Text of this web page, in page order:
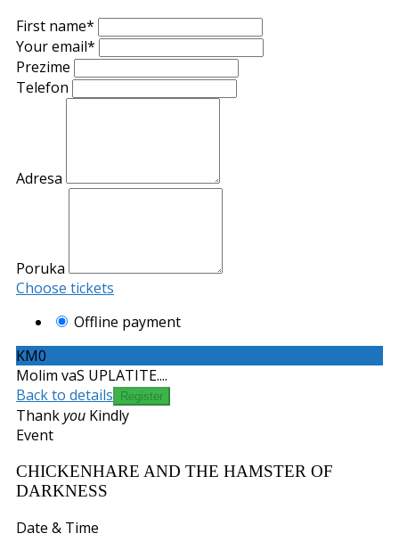
First name*
Your email*
Prezime
Telefon
Adresa
Poruka
Choose tickets
Offline payment
KM0
Molim vaS UPLATITE....
Back to details
Thankyou Kindly
Event
CHICKENHARE AND THE HAMSTER OF
DARKNESS
Date & Time